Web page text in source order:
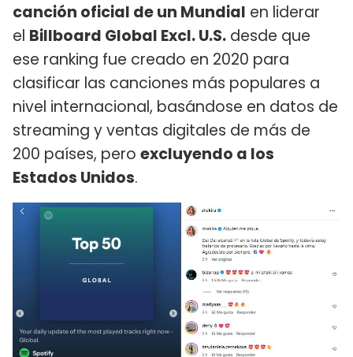
canción oficial de un Mundial en liderar
el Billboard Global Excl. U.S. desde que
ese ranking fue creado en 2020 para
clasificar las canciones más populares a
nivel internacional, basándose en datos de
streaming y ventas digitales de más de
200 países, pero excluyendo a los
Estados Unidos.